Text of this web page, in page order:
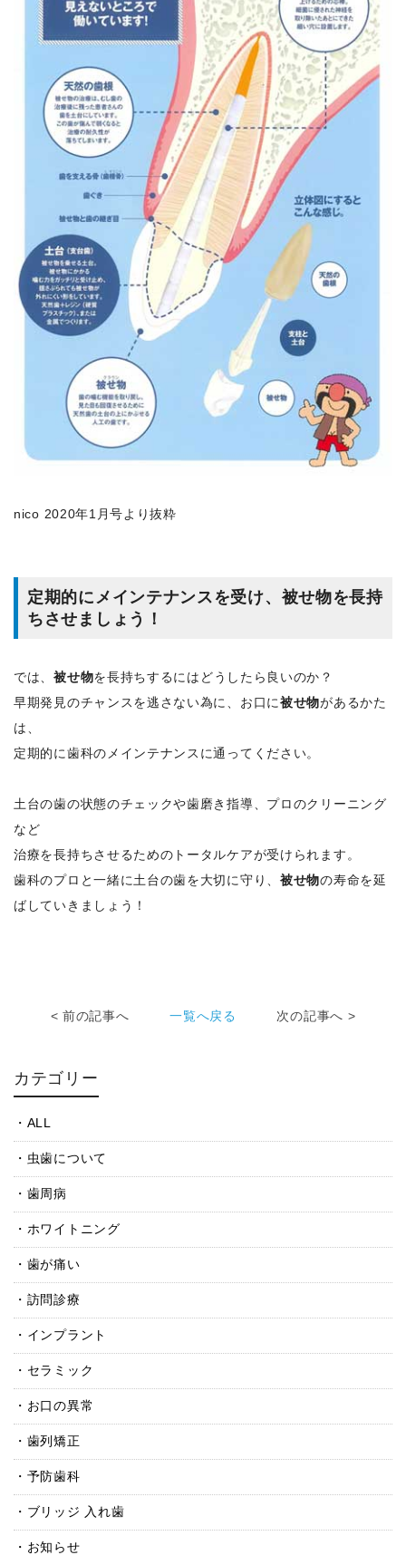
nico 2020年1月号より抜粋
定期的にメインテナンスを受け、被せ物を長持
ちさせましょう！
では、被せ物を長持ちするにはどうしたら良いのか？
早期発見のチャンスを逃さない為に、お口に被せ物があるかた
は、
定期的に歯科のメインテナンスに通ってください。
土台の歯の状態のチェックや歯磨き指導、プロのクリーニング
など
治療を長持ちさせるためのトータルケアが受けられます。
歯科のプロと一緒に土台の歯を大切に守り、 被せ物の寿命を延
ばしていきましょう！
< 前の記事へ 一覧へ戻る 次の記事へ >
カテゴリー
ALL
虫歯について
歯周病
ホワイトニング
歯が痛い
訪問診療
インプラント
セラミック
お口の異常
歯列矯正
予防歯科
ブリッジ 入れ歯
お知らせ